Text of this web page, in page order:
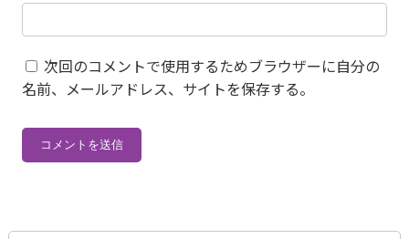
次回のコメントで使用するためブラウザーに自分の
名前、メールアドレス、サイトを保存する。